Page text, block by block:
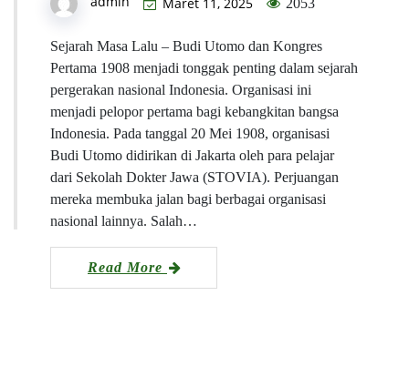
Sejarah Masa Lalu – Budi Utomo dan Kongres
Pertama 1908 menjadi tonggak penting dalam sejarah
pergerakan nasional Indonesia. Organisasi ini
menjadi pelopor pertama bagi kebangkitan bangsa
Indonesia. Pada tanggal 20 Mei 1908, organisasi
Budi Utomo didirikan di Jakarta oleh para pelajar
dari Sekolah Dokter Jawa (STOVIA). Perjuangan
mereka membuka jalan bagi berbagai organisasi
nasional lainnya. Salah…
Read More